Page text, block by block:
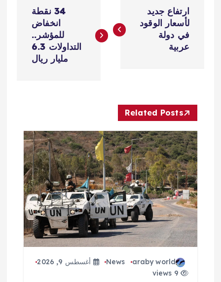
ص
م
ق
ت
ارتفاع جديد
لأسعار الوقود
في دولة
عربية
34 نقطة
انخفاض
للمؤشر..
التداولات 6.3
مليار ريال
Related Posts
araby world
News
أغسطس 9, 2026
9 views